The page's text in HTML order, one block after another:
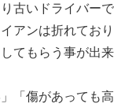
古いドライバーで
アンは折れており
てもらう事が出来
「傷があっても高